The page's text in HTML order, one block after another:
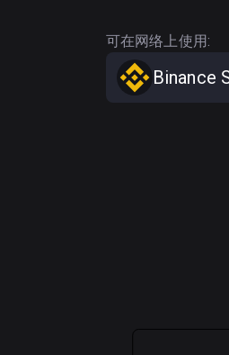
可在网络上使用:
Binance